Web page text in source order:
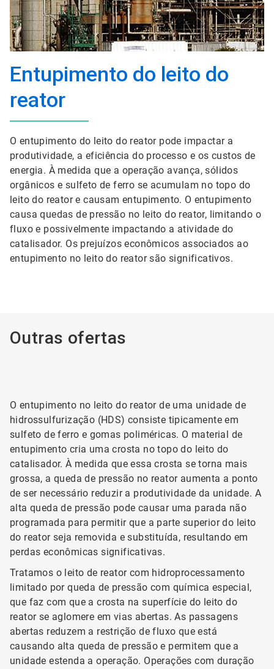
Entupimento do leito do
reator
O entupimento do leito do reator pode impactar a
produtividade, a eficiência do processo e os custos de
energia. À medida que a operação avança, sólidos
orgânicos e sulfeto de ferro se acumulam no topo do
leito do reator e causam entupimento. O entupimento
causa quedas de pressão no leito do reator, limitando o
fluxo e possivelmente impactando a atividade do
catalisador. Os prejuízos econômicos associados ao
entupimento no leito do reator são significativos.
Outras ofertas
O entupimento no leito do reator de uma unidade de
hidrossulfurização (HDS) consiste tipicamente em
sulfeto de ferro e gomas poliméricas. O material de
entupimento cria uma crosta no topo do leito do
catalisador. À medida que essa crosta se torna mais
grossa, a queda de pressão no reator aumenta a ponto
de ser necessário reduzir a produtividade da unidade. A
alta queda de pressão pode causar uma parada não
programada para permitir que a parte superior do leito
do reator seja removida e substituída, resultando em
perdas econômicas significativas.
Tratamos o leito de reator com hidroprocessamento
limitado por queda de pressão com química especial,
que faz com que a crosta na superfície do leito do
reator se aglomere em vias abertas. As passagens
abertas reduzem a restrição de fluxo que está
causando alta queda de pressão e permitem que a
unidade estenda a operação. Operações com duração